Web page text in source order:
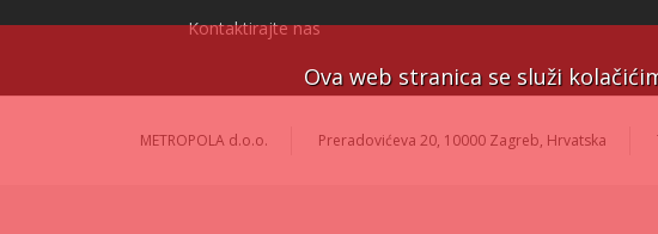
Kontaktirajte nas
METROPOLA d.o.o. Preradovićeva 20, 10000 Zagreb, Hrvatska
Ova web stranica se služi